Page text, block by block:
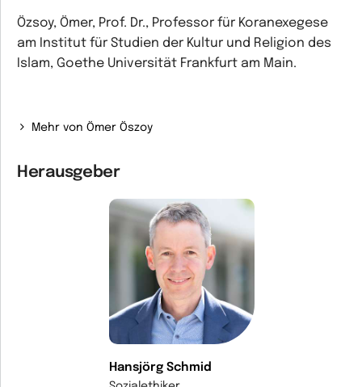
Özsoy, Ömer, Prof. Dr., Professor für Koranexegese
am Institut für Studien der Kultur und Religion des
Islam, Goethe Universität Frankfurt am Main.
Mehr von Ömer Öszoy
Herausgeber
Hansjörg Schmid